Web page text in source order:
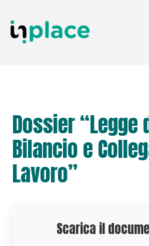
Dossier “Legge
Bilancio e
Lavoro”
Scarica il